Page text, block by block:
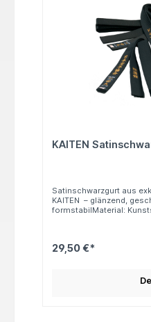
KAITEN
Satinschwarzgurt aus
KAITEN – glänzend,
formstabilMaterial:
29,50 €*